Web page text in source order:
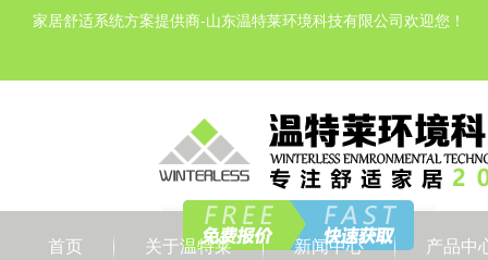
家居舒适系统方案提供商-山东温特莱环境科技有限公司欢迎您！
首页 关于温特莱 新闻中心 产品中